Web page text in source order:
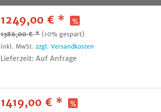
1249,00 € *
1386,00 € * (10% gespart)
inkl. MwSt.zzgl. Versandkosten
Lieferzeit: Auf Anfrage
1419,00 € *